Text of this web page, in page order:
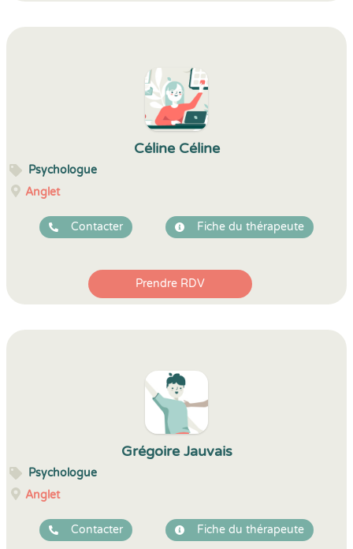
Céline Céline
Psychologue
Anglet
Contacter Fiche du thérapeute
Prendre RDV
Grégoire Jauvais
Psychologue
Anglet
Contacter Fiche du thérapeute